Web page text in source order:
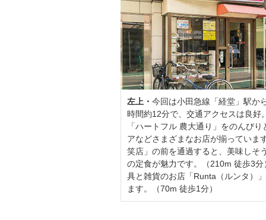
左上・ 今回は小田急線「経堂」駅か
時間約12分で、交通アクセスは良好
「ハートフル 農大通り」をのんび
アなどさまざまなお店が揃っていま
笑店」の前を通過すると、美味しそ
の定食が魅力です。（210m 徒歩3分
具と雑貨のお店「Runta（ルンタ）
ます。（70m 徒歩1分）